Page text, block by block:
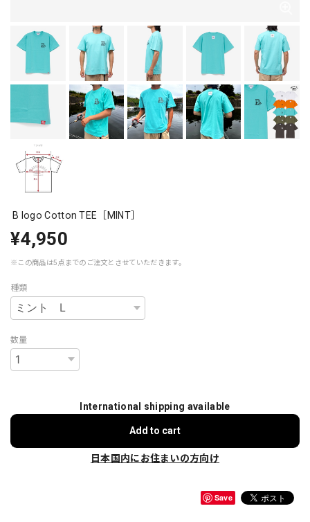
B logo Cotton TEE［MINT］
¥4,950
※この商品は5点までのご注文とさせていただきます。
種類
数量
International shipping available
Add to cart
日本国内にお住まいの方向け
Save